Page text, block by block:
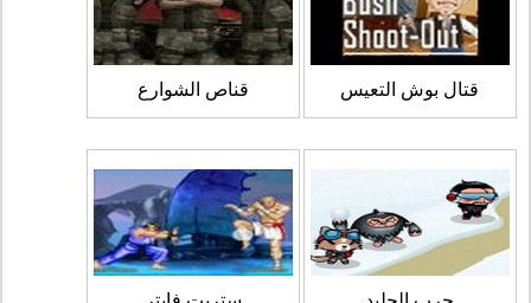
قتال بوش التعيس قناص الشوارع